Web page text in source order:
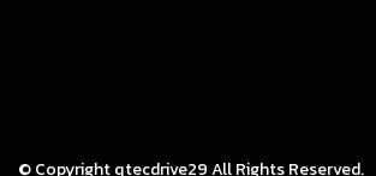
© Copyright qtecdrive29 All Rights Reserved.